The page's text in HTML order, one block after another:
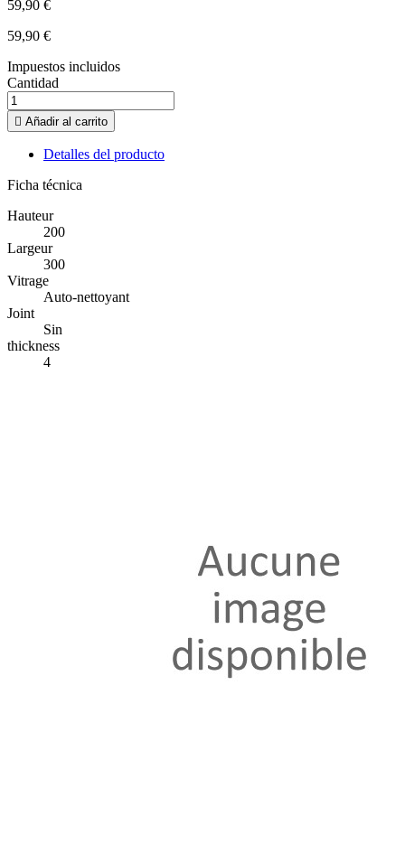
59,90 €
59,90 €
Impuestos incluidos
Cantidad
 Añadir al carrito
Detalles del producto
Ficha técnica
Hauteur
200
Largeur
300
Vitrage
Auto-nettoyant
Joint
Sin
thickness
4